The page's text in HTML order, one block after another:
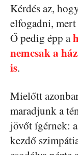
Kérdés az,
elfogadni, mert
Ő pedig épp a
nemcsak a
is.
Mielőtt
maradjunk a
jövőt ígérnek:
kezdő